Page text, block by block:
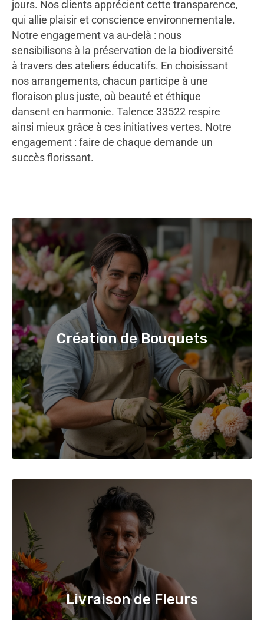
jours. Nos clients apprécient cette transparence,
qui allie plaisir et conscience environnementale.
Notre engagement va au-delà : nous
sensibilisons à la préservation de la biodiversité
à travers des ateliers éducatifs. En choisissant
nos arrangements, chacun participe à une
floraison plus juste, où beauté et éthique
dansent en harmonie. Talence 33522 respire
ainsi mieux grâce à ces initiatives vertes. Notre
engagement : faire de chaque demande un
succès florissant.
Création de Bouquets
Livraison de Fleurs